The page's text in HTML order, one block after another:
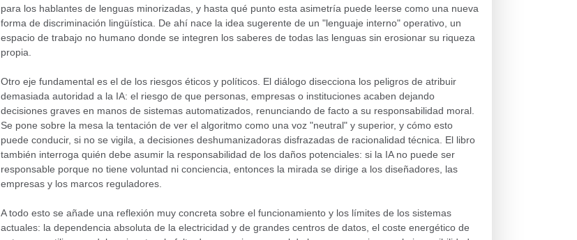
para los hablantes de lenguas minorizadas, y hasta qué punto esta asimetría puede leerse como una nueva
forma de discriminación lingüística. De ahí nace la idea sugerente de un "lenguaje interno" operativo, un
espacio de trabajo no humano donde se integren los saberes de todas las lenguas sin erosionar su riqueza
propia.
Otro eje fundamental es el de los riesgos éticos y políticos. El diálogo disecciona los peligros de atribuir
demasiada autoridad a la IA: el riesgo de que personas, empresas o instituciones acaben dejando
decisiones graves en manos de sistemas automatizados, renunciando de facto a su responsabilidad moral.
Se pone sobre la mesa la tentación de ver el algoritmo como una voz "neutral" y superior, y cómo esto
puede conducir, si no se vigila, a decisiones deshumanizadoras disfrazadas de racionalidad técnica. El libro
también interroga quién debe asumir la responsabilidad de los daños potenciales: si la IA no puede ser
responsable porque no tiene voluntad ni conciencia, entonces la mirada se dirige a los diseñadores, las
empresas y los marcos reguladores.
A todo esto se añade una reflexión muy concreta sobre el funcionamiento y los límites de los sistemas
actuales: la dependencia absoluta de la electricidad y de grandes centros de datos, el coste energético de